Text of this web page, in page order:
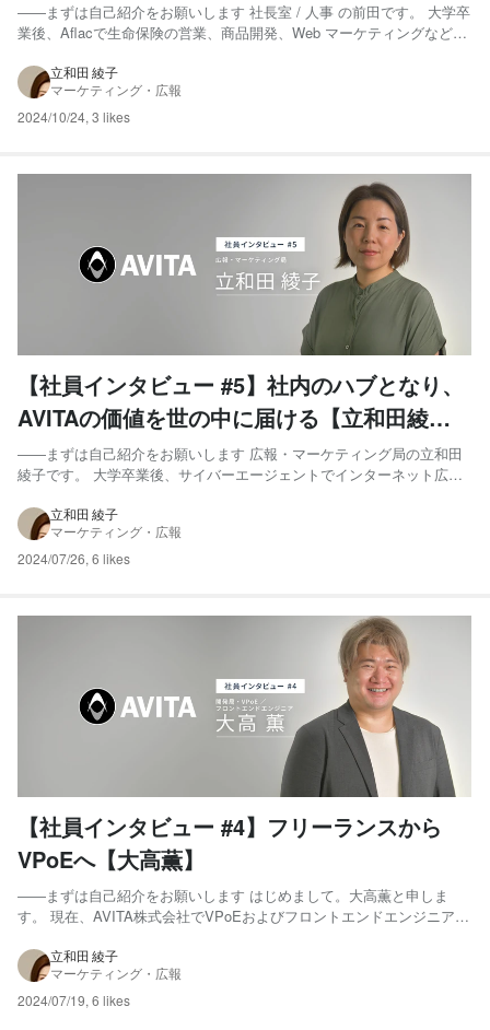
――まずは自己紹介をお願いします 社長室 / 人事 の前田です。 大学卒
業後、Aflacで生命保険の営業、商品開発、Web マーケティングなどを
ビジネスの立ち上げや、広告営業の業界担当部門の立ち上げに加わり、
金融業界と自動車業界の統括...
立和田 綾子
マーケティング・広報
2024/10/24, 3 likes
【社員インタビュー #5】社内のハブとなり、
AVITAの価値を世の中に届ける【立和田綾
子】
――まずは自己紹介をお願いします 広報・マーケティング局の立和田
綾子です。 大学卒業後、サイバーエージェントでインターネット広告
融・不動産・教育・小売・BtoBなど様々なクライアントを担当した
後、部署全体の検索連動型広告やMeta（旧:Facebook）...
立和田 綾子
マーケティング・広報
2024/07/26, 6 likes
【社員インタビュー #4】フリーランスから
VPoEへ【大高薫】
――まずは自己紹介をお願いします はじめまして。大高薫と申しま
す。 現在、AVITA株式会社でVPoEおよびフロントエンドエンジニアと
含めて約9年になります。主にフロントエンド領域での開発を行ってき
ました。 キャリアの初めはSIerや受託制作会社...
立和田 綾子
マーケティング・広報
2024/07/19, 6 likes